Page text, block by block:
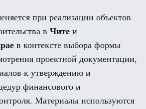
при реализации объектов
в Чите и
в контексте выбора формы
проектной документации,
к утверждению и
финансового и
Материалы используются